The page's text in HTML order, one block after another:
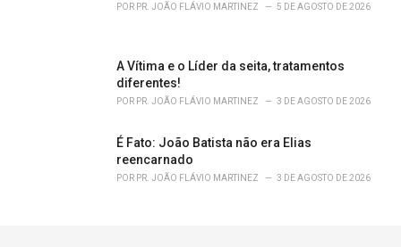
POR PR. JOÃO FLÁVIO MARTINEZ 5 DE AGOSTO DE 2026
A Vítima e o Líder da seita, tratamentos
diferentes!
POR PR. JOÃO FLÁVIO MARTINEZ 3 DE AGOSTO DE 2026
É Fato: João Batista não era Elias
reencarnado
POR PR. JOÃO FLÁVIO MARTINEZ 3 DE AGOSTO DE 2026